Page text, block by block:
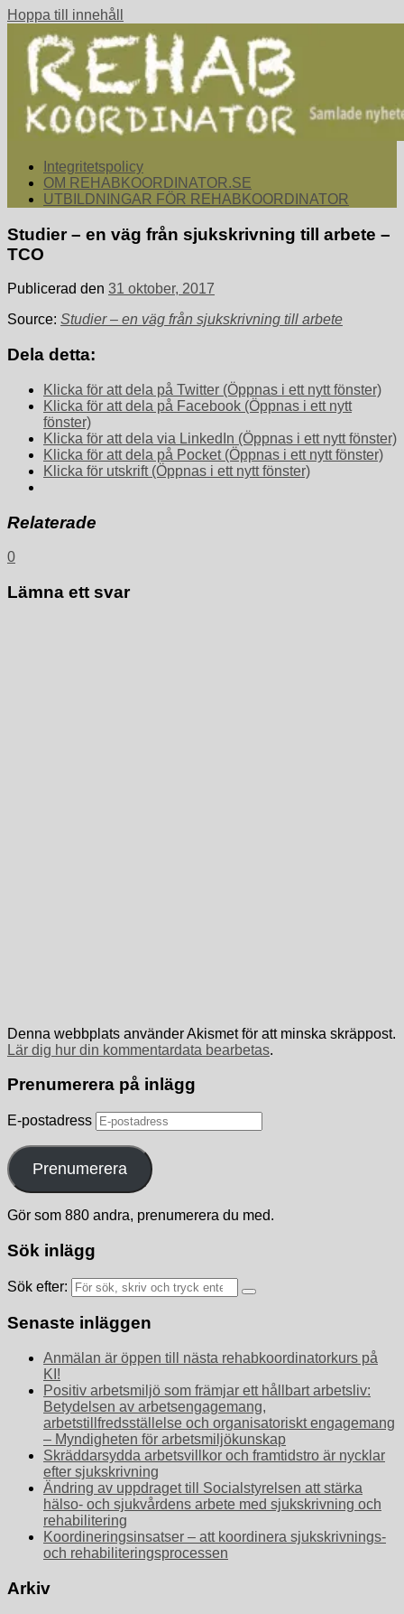
Hoppa till innehåll
rehabkoordinator.se
Samlade nyheter för dig som arbetar med att koordinera och
samordna rehabiliterande åtgärder för återgång i arbete.
Integritetspolicy
OM REHABKOORDINATOR.SE
UTBILDNINGAR FÖR REHABKOORDINATOR
Studier – en väg från sjukskrivning till arbete –
TCO
Publicerad den 31 oktober, 2017
Source: Studier – en väg från sjukskrivning till arbete
Dela detta:
Klicka för att dela på Twitter (Öppnas i ett nytt fönster)
Klicka för att dela på Facebook (Öppnas i ett nytt
fönster)
Klicka för att dela via LinkedIn (Öppnas i ett nytt fönster)
Klicka för att dela på Pocket (Öppnas i ett nytt fönster)
Klicka för utskrift (Öppnas i ett nytt fönster)
Relaterade
0
Lämna ett svar
Denna webbplats använder Akismet för att minska skräppost.
Lär dig hur din kommentardata bearbetas.
Prenumerera på inlägg
E-postadress
Prenumerera
Gör som 880 andra, prenumerera du med.
Sök inlägg
Sök efter:
Senaste inläggen
Anmälan är öppen till nästa rehabkoordinatorkurs på
KI!
Positiv arbetsmiljö som främjar ett hållbart arbetsliv:
Betydelsen av arbetsengagemang,
arbetstillfredsställelse och organisatoriskt engagemang
– Myndigheten för arbetsmiljökunskap
Skräddarsydda arbetsvillkor och framtidstro är nycklar
efter sjukskrivning
Ändring av uppdraget till Socialstyrelsen att stärka
hälso- och sjukvårdens arbete med sjukskrivning och
rehabilitering
Koordineringsinsatser – att koordinera sjukskrivnings-
och rehabiliteringsprocessen
Arkiv